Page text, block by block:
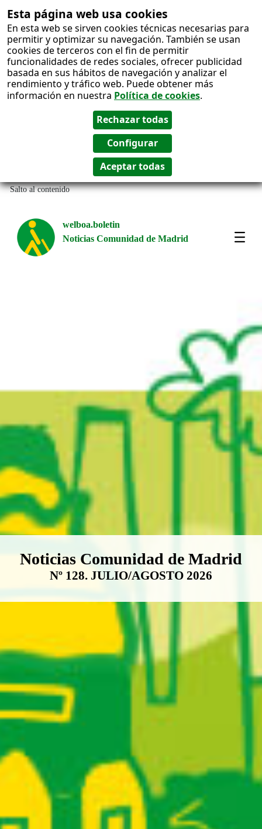
Esta página web usa cookies
En esta web se sirven cookies técnicas necesarias para
permitir y optimizar su navegación. También se usan
cookies de terceros con el fin de permitir
funcionalidades de redes sociales, ofrecer publicidad
basada en sus hábitos de navegación y analizar el
rendimiento y tráfico web. Puede obtener más
información en nuestra Política de cookies.
Salto al contenido
welboa.boletin
Noticias Comunidad de Madrid
Boletín Noticias Comunidad de
Noticias Comunidad de Madrid
Nº 128. JULIO/AGOSTO 2026